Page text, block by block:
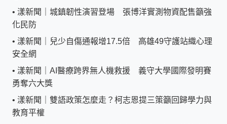
• 漾新聞｜城鎮韌性演習登場 張博洋實測物資配售籲強
化民防
• 漾新聞｜兒少自傷通報增17.5倍 高雄49守護站織心理
安全網
• 漾新聞｜AI醫療跨界無人機救援 義守大學國際發明賽
勇奪六大獎
• 漾新聞｜雙語政策怎麼走？柯志恩提三策籲回歸學力與
教育平權